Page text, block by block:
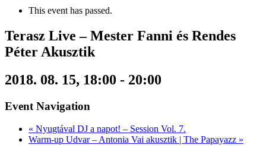
This event has passed.
Terasz Live – Mester Fanni és Rendes
Péter Akusztik
2018. 08. 15, 18:00 - 20:00
Event Navigation
« Nyugtával DJ a napot! – Session Vol. 7.
Warm-up Udvar – Antonia Vai akusztik | The Papayazz »